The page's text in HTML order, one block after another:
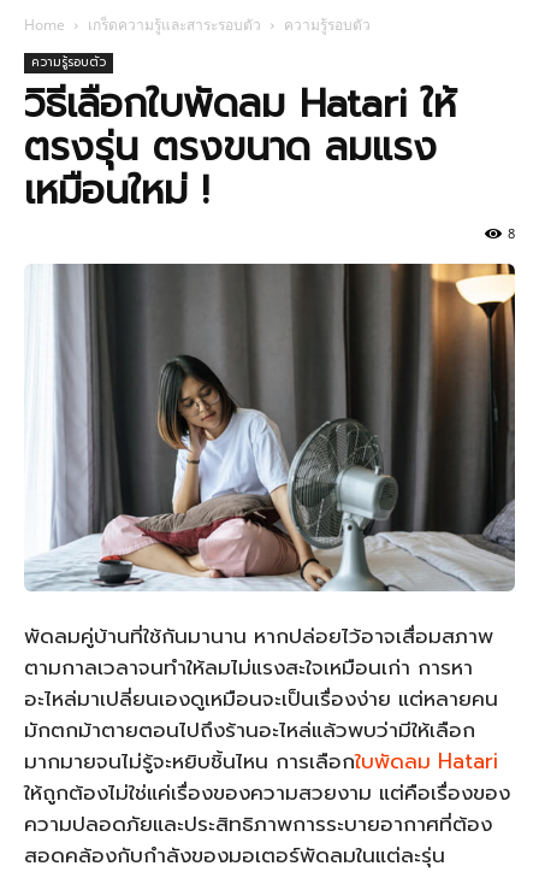
Home เกร็ดความรู้และสาระรอบตัว ความรู้รอบตัว
ความรู้รอบตัว
วิธีเลือกใบพัดลม Hatari ให้
ตรงรุ่น ตรงขนาด ลมแรง
เหมือนใหม่ !
8
พัดลมคู่บ้านที่ใช้กันมานาน หากปล่อยไว้อาจเสื่อมสภาพ
ตามกาลเวลาจนทำให้ลมไม่แรงสะใจเหมือนเก่า การหา
อะไหล่มาเปลี่ยนเองดูเหมือนจะเป็นเรื่องง่าย แต่หลายคน
มักตกม้าตายตอนไปถึงร้านอะไหล่แล้วพบว่ามีให้เลือก
มากมายจนไม่รู้จะหยิบชิ้นไหน การเลือกใบพัดลม Hatari
ให้ถูกต้องไม่ใช่แค่เรื่องของความสวยงาม แต่คือเรื่องของ
ความปลอดภัยและประสิทธิภาพการระบายอากาศที่ต้อง
สอดคล้องกับกำลังของมอเตอร์พัดลมในแต่ละรุ่น